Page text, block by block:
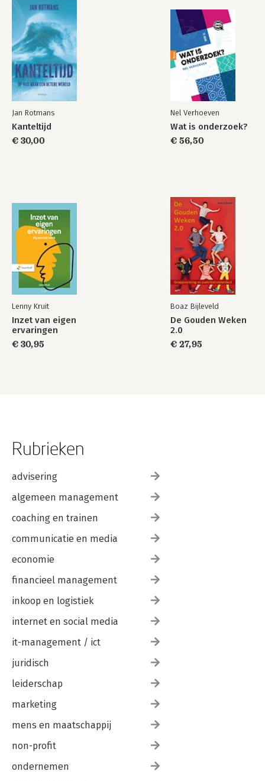
Jan Rotmans
Kanteltijd
€ 30,00
Nel Verhoeven
Wat is onderzoek?
€ 56,50
Lenny Kruit
Inzet van eigen
ervaringen
€ 30,95
Boaz Bijleveld
De Gouden Weken
2.0
€ 27,95
Rubrieken
advisering
algemeen management
coaching en trainen
communicatie en media
economie
financieel management
inkoop en logistiek
internet en social media
it-management / ict
juridisch
leiderschap
marketing
mens en maatschappij
non-profit
ondernemen